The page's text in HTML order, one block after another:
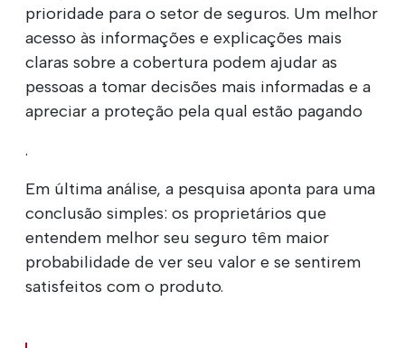
prioridade para o setor de seguros. Um melhor
acesso às informações e explicações mais
claras sobre a cobertura podem ajudar as
pessoas a tomar decisões mais informadas e a
apreciar a proteção pela qual estão pagando
.
Em última análise, a pesquisa aponta para uma
conclusão simples: os proprietários que
entendem melhor seu seguro têm maior
probabilidade de ver seu valor e se sentirem
satisfeitos com o produto.